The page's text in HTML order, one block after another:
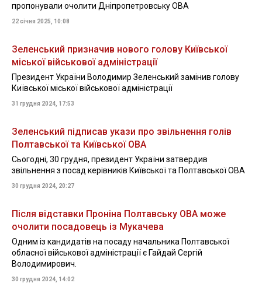
пропонували очолити Дніпропетровську ОВА
22 січня 2025, 10:08
Зеленський призначив нового голову Київської
міської військової адміністрації
Президент України Володимир Зеленський замінив голову
Київської міської військової адміністрації
31 грудня 2024, 17:53
Зеленський підписав укази про звільнення голів
Полтавської та Київської ОВА
Сьогодні, 30 грудня, президент України затвердив
звільнення з посад керівників Київської та Полтавської ОВА
30 грудня 2024, 20:27
Після відставки Проніна Полтавську ОВА може
очолити посадовець із Мукачева
Одним із кандидатів на посаду начальника Полтавської
обласної військової адміністрації є Гайдай Сергій
Володимирович.
30 грудня 2024, 14:02